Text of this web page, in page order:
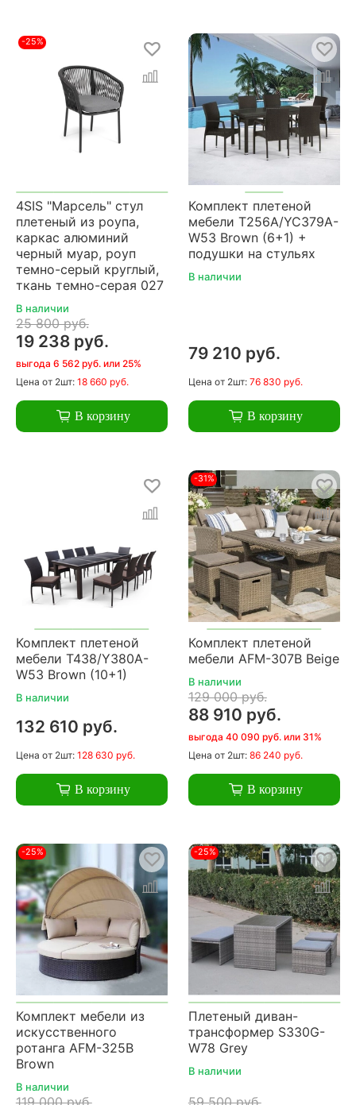
-25%
4SIS "Марсель" стул
плетеный из роупа,
каркас алюминий
черный муар, роуп
темно-серый круглый,
ткань темно-серая 027
В наличии
25 800 руб.
19 238 руб.
выгода 6 562 руб. или 25%
Цена от 2шт: 18 660 руб.
В корзину
Комплект плетеной
мебели T256A/YC379A-
W53 Brown (6+1) +
подушки на стульях
В наличии
79 210 руб.
Цена от 2шт: 76 830 руб.
В корзину
Комплект плетеной
мебели T438/Y380A-
W53 Brown (10+1)
В наличии
132 610 руб.
Цена от 2шт: 128 630 руб.
В корзину
-31%
Комплект плетеной
мебели AFM-307B Beige
В наличии
129 000 руб.
88 910 руб.
выгода 40 090 руб. или 31%
Цена от 2шт: 86 240 руб.
В корзину
-25%
Комплект мебели из
искусственного
ротанга AFM-325B
Brown
В наличии
119 000 руб.
-25%
Плетеный диван-
трансформер S330G-
W78 Grey
В наличии
59 500 руб.